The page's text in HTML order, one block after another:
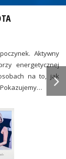
Aktywny
energetycznej
na to, jak